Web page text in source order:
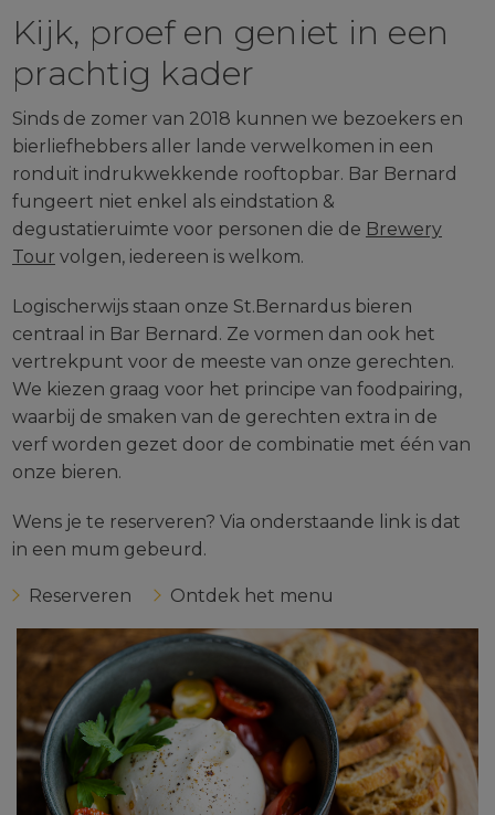
Kijk, proef en geniet in een
prachtig kader
Sinds de zomer van 2018 kunnen we bezoekers en
bierliefhebbers aller lande verwelkomen in een
ronduit indrukwekkende rooftopbar. Bar Bernard
fungeert niet enkel als eindstation &
degustatieruimte voor personen die de Brewery
Tour volgen, iedereen is welkom.
Logischerwijs staan onze St.Bernardus bieren
centraal in Bar Bernard. Ze vormen dan ook het
vertrekpunt voor de meeste van onze gerechten.
We kiezen graag voor het principe van foodpairing,
waarbij de smaken van de gerechten extra in de
verf worden gezet door de combinatie met één van
onze bieren.
Wens je te reserveren? Via onderstaande link is dat
in een mum gebeurd.
Reserveren Ontdek het menu